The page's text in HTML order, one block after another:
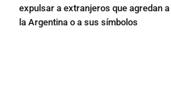
expulsar a extranjeros que agredan a
la Argentina o a sus símbolos